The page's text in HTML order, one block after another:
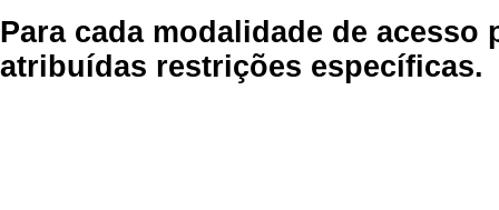
Para cada modalidade de
atribuídas restrições específicas.